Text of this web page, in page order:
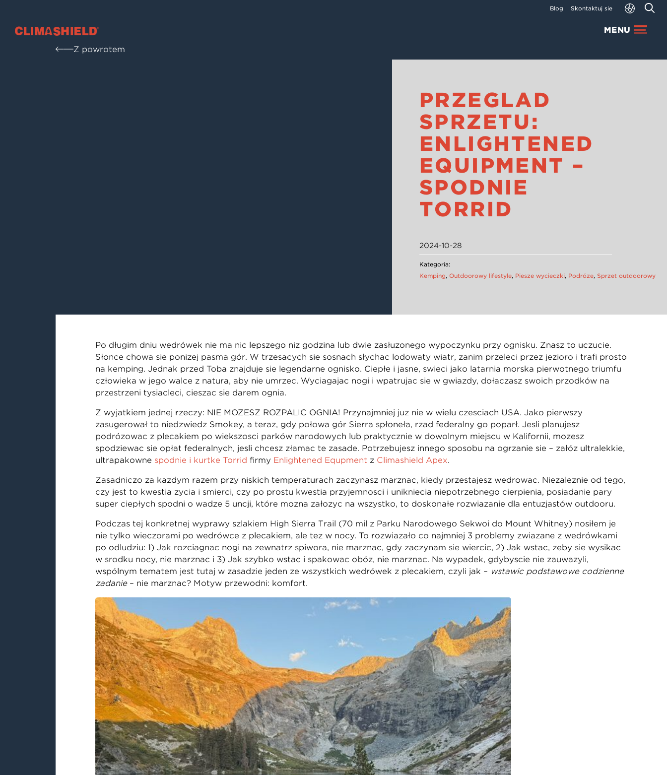
Blog Skontaktuj się
Climashield® MENU
Z powrotem
PRZEGLĄD
SPRZĘTU:
ENLIGHTENED
EQUIPMENT –
SPODNIE
TORRID
2024-10-28
Kategoria:
Kemping, Outdoorowy lifestyle, Piesze wycieczki, Podróże, Sprzęt outdoorowy
Po długim dniu wędrówek nie ma nic lepszego niż godzina lub dwie zasłużonego wypoczynku przy ognisku. Znasz to uczucie.
Słońce chowa się poniżej pasma gór. W trzęsących się sosnach słychać lodowaty wiatr, zanim przeleci przez jezioro i trafi prosto
na kemping. Jednak przed Tobą znajduje się legendarne ognisko. Ciepłe i jasne, świeci jako latarnia morska pierwotnego triumfu
człowieka w jego walce z naturą, aby nie umrzeć. Wyciągając nogi i wpatrując się w gwiazdy, dołączasz swoich przodków na
przestrzeni tysiącleci, ciesząc się darem ognia.
Z wyjątkiem jednej rzeczy: NIE MOŻESZ ROZPALIĆ OGNIA! Przynajmniej już nie w wielu częściach USA. Jako pierwszy
zasugerował to niedźwiedź Smokey, a teraz, gdy połowa gór Sierra spłonęła, rząd federalny go poparł. Jeśli planujesz
podróżować z plecakiem po większości parków narodowych lub praktycznie w dowolnym miejscu w Kalifornii, możesz
spodziewać się opłat federalnych, jeśli chcesz złamać tę zasadę. Potrzebujesz innego sposobu na ogrzanie się – załóż ultralekkie,
ultrapakowne spodnie i kurtkę Torrid firmy Enlightened Equpment z Climashield Apex.
Zasadniczo za każdym razem przy niskich temperaturach zaczynasz marznąć, kiedy przestajesz wędrować. Niezależnie od tego,
czy jest to kwestia życia i śmierci, czy po prostu kwestia przyjemności i uniknięcia niepotrzebnego cierpienia, posiadanie pary
super ciepłych spodni o wadze 5 uncji, które można założyć na wszystko, to doskonałe rozwiązanie dla entuzjastów outdooru.
Podczas tej konkretnej wyprawy szlakiem High Sierra Trail (70 mil z Parku Narodowego Sekwoi do Mount Whitney) nosiłem je
nie tylko wieczorami po wędrówce z plecakiem, ale też w nocy. To rozwiązało co najmniej 3 problemy związane z wędrówkami
po odludziu: 1) Jak rozciągnąć nogi na zewnątrz śpiwora, nie marznąc, gdy zaczynam się wiercić, 2) Jak wstać, żeby się wysikać
w środku nocy, nie marznąc i 3) Jak szybko wstać i spakować obóz, nie marznąc. Na wypadek, gdybyście nie zauważyli,
wspólnym tematem jest tutaj w zasadzie jeden ze wszystkich wędrówek z plecakiem, czyli jak – wstawić podstawowe codzienne
zadanie– nie marznąc? Motyw przewodni: komfort.